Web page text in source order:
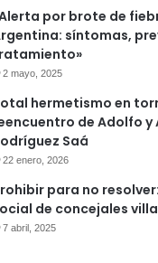
por brote de
síntomas,
2 mayo, 2025
hermetismo en
de Adolfo y
Saá
22 enero, 2026
para no
de concejales
7 abril, 2025